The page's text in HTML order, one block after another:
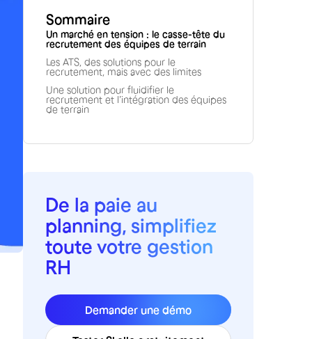
Sommaire
Un marché en tension : le casse-tête du
recrutement des équipes de terrain
Les ATS, des solutions pour le
recrutement, mais avec des limites
Une solution pour fluidifier le
recrutement et l’intégration des équipes
de terrain
De la paie au
planning, simplifiez
toute votre gestion
RH
Demander une démo